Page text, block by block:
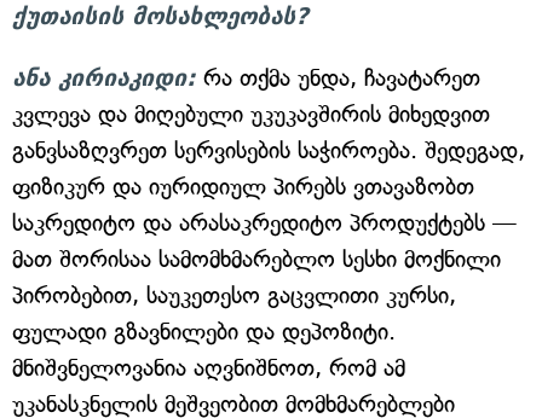
ქუთაისის მოსახლეობას?
ანა კირიაკიდი: რა თქმა უნდა, ჩავატარეთ
კვლევა და მიღებული უკუკავშირის მიხედვით
განვსაზღვრეთ სერვისების საჭიროება. შედეგად,
ფიზიკურ და იურიდიულ პირებს ვთავაზობთ
საკრედიტო და არასაკრედიტო პროდუქტებს —
მათ შორისაა სამომხმარებლო სესხი მოქნილი
პირობებით, საუკეთესო გაცვლითი კურსი,
ფულადი გზავნილები და დეპოზიტი.
მნიშვნელოვანია აღვნიშნოთ, რომ ამ
უკანასკნელის მეშვეობით მომხმარებლები